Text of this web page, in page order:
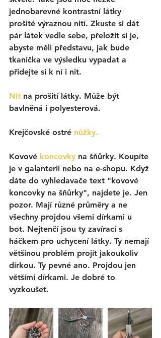
jednobarevné kontrastní látky
prošité výraznou nití. Zkuste si dát
pár látek vedle sebe, přeložit si je,
abyste měli představu, jak bude
tkanička ve výsledku vypadat a
přidejte si k ní i nit.
Nit na prošití látky. Může být
bavlněná i polyesterová.
Krejčovské ostré nůžky.
Kovové koncovky na šňůrky. Koupíte
je v galanterii nebo na e-shopu. Když
dáte do vyhledavače text "kovové
koncovky na šňůrky", najdete je. Jen
pozor. Mají různé průměry a ne
všechny projdou všemi dírkami u
bot. Nejtenčí jsou ty zavírací s
háčkem pro uchycení látky. Ty nemají
většinou problém projít jakoukoliv
dírkou. Ty pevné ano. Projdou jen
většími dírkami. Je dobré to
vyzkoušet.